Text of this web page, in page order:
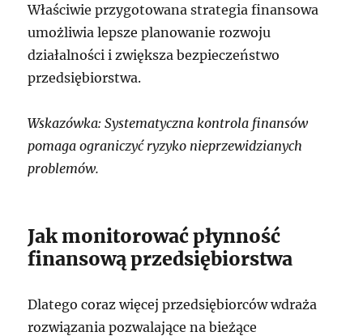
Właściwie przygotowana strategia finansowa
umożliwia lepsze planowanie rozwoju
działalności i zwiększa bezpieczeństwo
przedsiębiorstwa.
Wskazówka: Systematyczna kontrola finansów
pomaga ograniczyć ryzyko nieprzewidzianych
problemów.
Jak monitorować płynność
finansową przedsiębiorstwa
Dlatego coraz więcej przedsiębiorców wdraża
rozwiązania pozwalające na bieżące